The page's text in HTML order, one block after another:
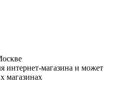
интернет-магазина и может
магазинах